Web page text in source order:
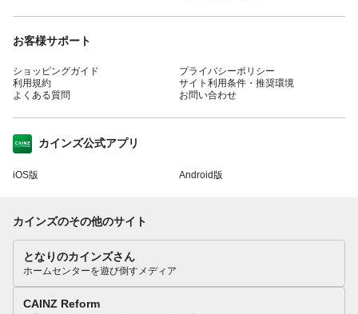
お客様サポート
ショッピングガイド
利用規約
よくある質問
プライバシーポリシー
サイト利用条件・推奨環境
お問い合わせ
カインズ公式アプリ
iOS版 Android版
カインズのその他のサイト
となりのカインズさん
ホームセンターを遊び倒すメディア
CAINZ Reform